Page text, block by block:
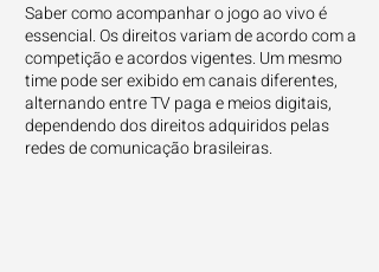
Saber como acompanhar o jogo ao vivo é
essencial. Os direitos variam de acordo com a
competição e acordos vigentes. Um mesmo
time pode ser exibido em canais diferentes,
alternando entre TV paga e meios digitais,
dependendo dos direitos adquiridos pelas
redes de comunicação brasileiras.